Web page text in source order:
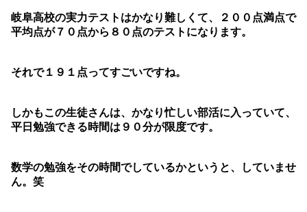
岐阜高校の実力テストはかなり難しくて、２００点満点で
平均点が７０点から８０点のテストになります。
それで１９１点ってすごいですね。
しかもこの生徒さんは、かなり忙しい部活に入っていて、
平日勉強できる時間は９０分が限度です。
数学の勉強をその時間でしているかというと、していませ
ん。笑